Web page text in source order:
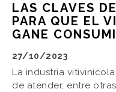
LAS CLAVES
PARA QUE EL
GANE
27/10/2023
La industria
de atender, entre